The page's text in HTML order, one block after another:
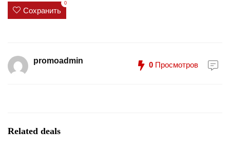
Сохранить
0
promoadmin 0 Просмотров
Related deals